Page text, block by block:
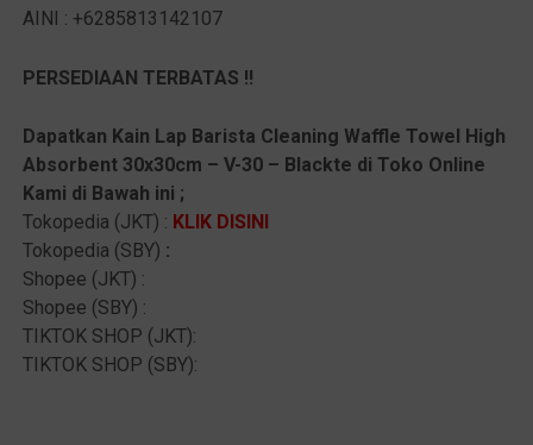
AINI : +6285813142107
PERSEDIAAN TERBATAS !!
Dapatkan Kain Lap Barista Cleaning Waffle Towel High
Absorbent 30x30cm – V-30 – Blackte di Toko Online
Kami di Bawah ini ;
Tokopedia (JKT) : KLIK DISINI
Tokopedia (SBY) :
Shopee (JKT) :
Shopee (SBY) :
TIKTOK SHOP (JKT):
TIKTOK SHOP (SBY):